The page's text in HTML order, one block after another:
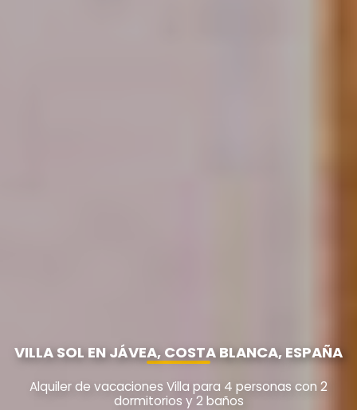
VILLA SOL EN JÁVEA, COSTA BLANCA, ESPAÑA
Alquiler de vacaciones Villa para 4 personas con 2
dormitorios y 2 baños